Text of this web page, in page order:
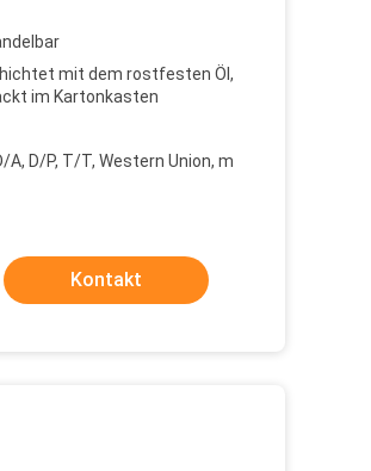
mit dem rostfesten Öl,
im Kartonkasten
A, D/P, T/T, Western Union, m
Kontakt